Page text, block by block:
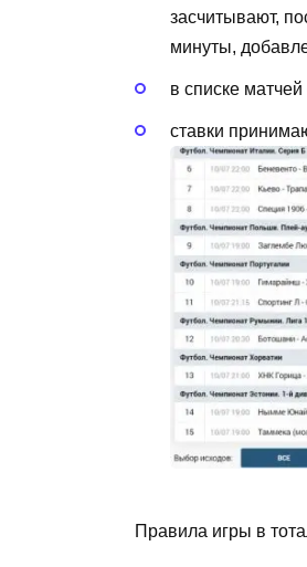
засчитывают,
минуты,
в списке
ставки
Правила игры в